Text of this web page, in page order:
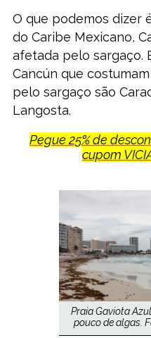
O que podemos dizer
do Caribe Mexicano,
afetada pelo sargaço.
Cancún que
pelo sargaço são
Langosta.
Pegue 25% de
cupom
Praia Gaviota
pouco de algas.